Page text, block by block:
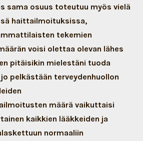
sama osuus toteutuu myös vielä
haittailmoituksissa,
tekemien
voisi olettaa olevan lähes
pitäisikin mielestäni tuoda
pelkästään terveydenhuollon
määrä vaikuttaisi
kaikkien lääkkeiden ja
normaaliin